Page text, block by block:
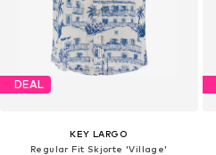
DEAL
KEY LARGO
Regular Fit Skjorte 'Village'